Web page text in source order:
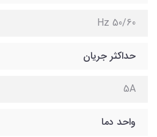
50/60 Hz
حداکثر جریان
5A
واحد دما